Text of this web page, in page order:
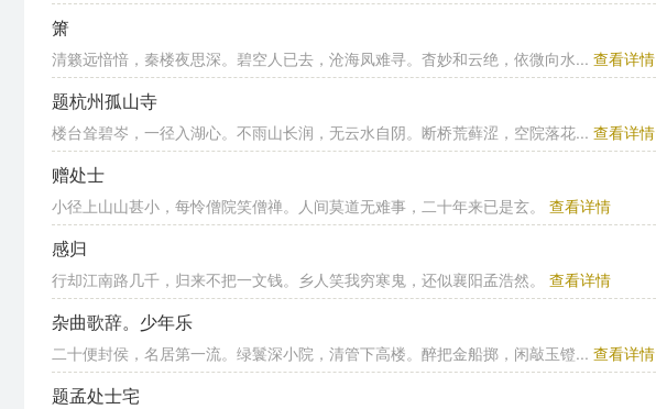
箫
清籁远愔愔，秦楼夜思深。碧空人已去，沧海凤难寻。杳妙和云绝，依微向水... 查看详情
题杭州孤山寺
楼台耸碧岑，一径入湖心。不雨山长润，无云水自阴。断桥荒藓涩，空院落花... 查看详情
赠处士
小径上山山甚小，每怜僧院笑僧禅。人间莫道无难事，二十年来已是玄。 查看详情
感归
行却江南路几千，归来不把一文钱。乡人笑我穷寒鬼，还似襄阳孟浩然。 查看详情
杂曲歌辞。少年乐
二十便封侯，名居第一流。绿鬟深小院，清管下高楼。醉把金船掷，闲敲玉镫... 查看详情
题孟处士宅